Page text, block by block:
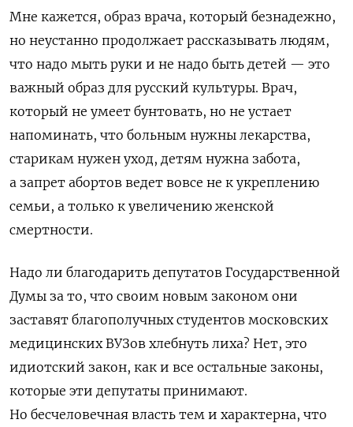
Мне кажется, образ врача, который безнадежно,
но неустанно продолжает рассказывать людям,
что надо мыть руки и не надо быть детей — это
важный образ для русский культуры. Врач,
который не умеет бунтовать, но не устает
напоминать, что больным нужны лекарства,
старикам нужен уход, детям нужна забота,
а запрет абортов ведет вовсе не к укреплению
семьи, а только к увеличению женской
смертности.
Надо ли благодарить депутатов Государственной
Думы за то, что своим новым законом они
заставят благополучных студентов московских
медицинских ВУЗов хлебнуть лиха? Нет, это
идиотский закон, как и все остальные законы,
которые эти депутаты принимают.
Но бесчеловечная власть тем и характерна, что